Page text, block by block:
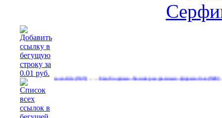
на сайте(535)…Свободные баннеры разных форматов(540)…